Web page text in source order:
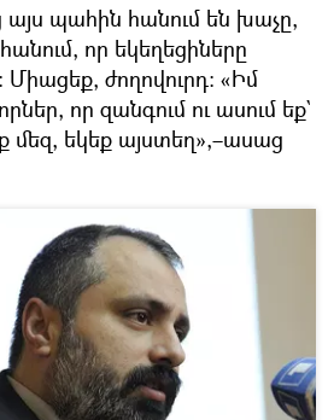
այս պահին հանում են խաչը,
որ եկեղեցիները
Միացեք, ժողովուրդ։ «Իմ
որ զանգում ու ասում եք`
մեզ, եկեք այստեղ»,–ասաց